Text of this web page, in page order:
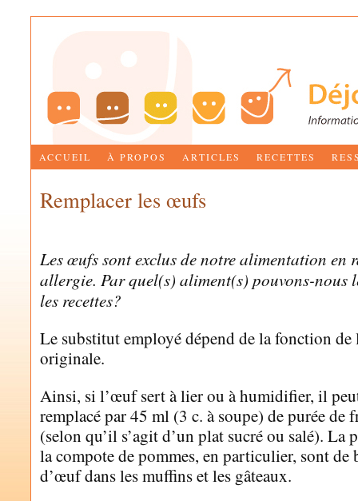
ACCUEIL À PROPOS ARTICLES RECETTES
Remplacer les œufs
Les œufs sont exclus de notre alimentation en
allergie. Par quel(s) aliment(s) pouvons-nous
les recettes?
Le substitut employé dépend de la fonction de
originale.
Ainsi, si l’œuf sert à lier ou à humidifier, il
remplacé par 45 ml (3 c. à soupe) de purée de
(selon qu’il s’agit d’un plat sucré ou salé). La
la compote de pommes, en particulier, sont de
d’œuf dans les muffins et les gâteaux.